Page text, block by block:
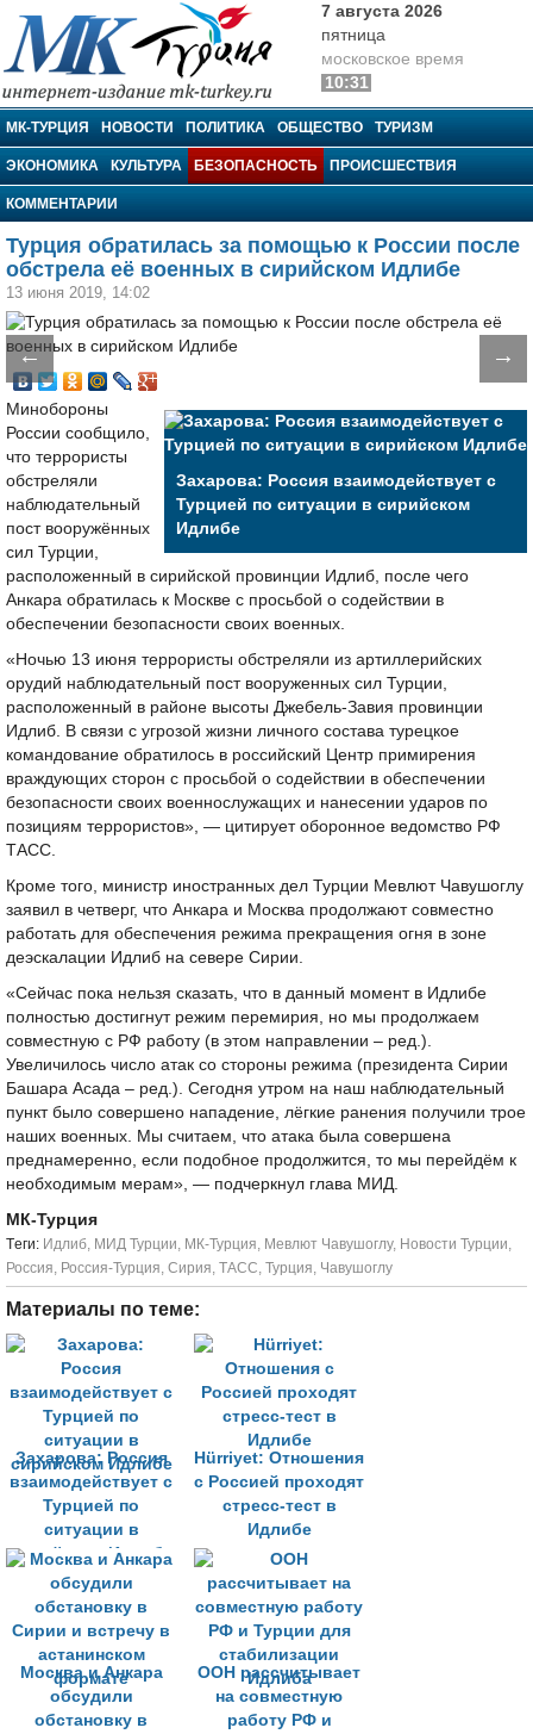
МК-Турция
7 августа 2026
пятница
московское время
10:31
МК-ТУРЦИЯ НОВОСТИ ПОЛИТИКА ОБЩЕСТВО ТУРИЗМ
ЭКОНОМИКА КУЛЬТУРА БЕЗОПАСНОСТЬ ПРОИСШЕСТВИЯ
КОММЕНТАРИИ
Турция обратилась за помощью к России после
обстрела её военных в сирийском Идлибе
13 июня 2019, 14:02
← →
Захарова: Россия взаимодействует с
Турцией по ситуации в сирийском
Идлибе
Минобороны
России сообщило,
что террористы
обстреляли
наблюдательный
пост вооружённых
сил Турции,
расположенный в сирийской провинции Идлиб, после чего
Анкара обратилась к Москве с просьбой о содействии в
обеспечении безопасности своих военных.
«Ночью 13 июня террористы обстреляли из артиллерийских
орудий наблюдательный пост вооруженных сил Турции,
расположенный в районе высоты Джебель-Завия провинции
Идлиб. В связи с угрозой жизни личного состава турецкое
командование обратилось в российский Центр примирения
враждующих сторон с просьбой о содействии в обеспечении
безопасности своих военнослужащих и нанесении ударов по
позициям террористов», — цитирует оборонное ведомство РФ
ТАСС.
Кроме того, министр иностранных дел Турции Мевлют Чавушоглу
заявил в четверг, что Анкара и Москва продолжают совместно
работать для обеспечения режима прекращения огня в зоне
деэскалации Идлиб на севере Сирии.
«Сейчас пока нельзя сказать, что в данный момент в Идлибе
полностью достигнут режим перемирия, но мы продолжаем
совместную с РФ работу (в этом направлении – ред.).
Увеличилось число атак со стороны режима (президента Сирии
Башара Асада – ред.). Сегодня утром на наш наблюдательный
пункт было совершено нападение, лёгкие ранения получили трое
наших военных. Мы считаем, что атака была совершена
преднамеренно, если подобное продолжится, то мы перейдём к
необходимым мерам», — подчеркнул глава МИД.
МК-Турция
Tеги: Идлиб, МИД Турции, МК-Турция, Мевлют Чавушоглу, Новости Турции,
Россия, Россия-Турция, Сирия, ТАСС, Турция, Чавушоглу
Материалы по теме:
Захарова: Россия
взаимодействует с
Турцией по
ситуации в
сирийском Идлибе
Hürriyet: Отношения
с Россией проходят
стресс-тест в
Идлибе
Москва и Анкара
обсудили
обстановку в
ООН рассчитывает
на совместную
работу РФ и